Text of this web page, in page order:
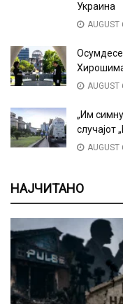
Украина
AUGUST
AUGUST
„Им
случајот
AUGUST
НАЈЧИТАНО